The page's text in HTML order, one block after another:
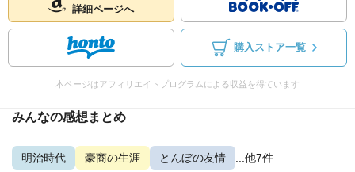
詳細ページへ
購入ストア一覧
本ページはアフィリエイトプログラムによる収益を得ています
みんなの感想まとめ
明治時代 豪商の生涯 とんぼの友情 ...他7件